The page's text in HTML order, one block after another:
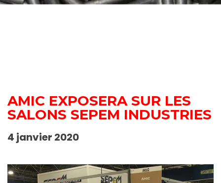
AMIC EXPOSERA SUR LES
SALONS SEPEM INDUSTRIES
4 janvier 2020